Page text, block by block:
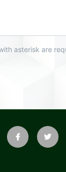
asterisk are